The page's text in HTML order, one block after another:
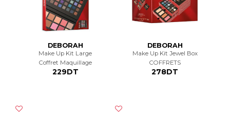
DEBORAH
Make Up Kit Large
Coffret Maquillage
229DT
DEBORAH
Make Up Kit Jewel Box
COFFRETS
278DT